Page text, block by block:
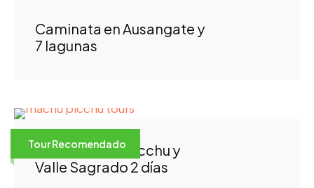
Caminata en Ausangate y
7 lagunas
Tour Recomendado
Tour a Machu Picchu y
Valle Sagrado 2 días